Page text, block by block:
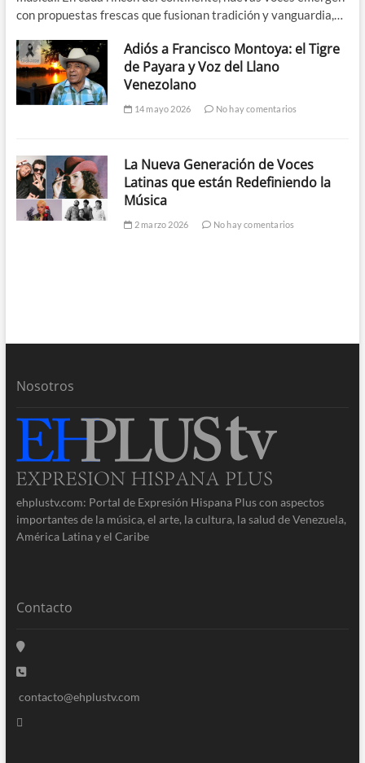
con propuestas frescas que fusionan tradición y vanguardia,…
Adiós a Francisco Montoya: el Tigre
de Payara y Voz del Llano
Venezolano
14 mayo 2026 No hay comentarios
La Nueva Generación de Voces
Latinas que están Redefiniendo la
Música
2 marzo 2026 No hay comentarios
Nosotros
ehplustv.com: Portal de Expresión Hispana Plus con aspectos
importantes de la música, el arte, la cultura, la salud de Venezuela,
América Latina y el Caribe
Contacto
contacto@ehplustv.com